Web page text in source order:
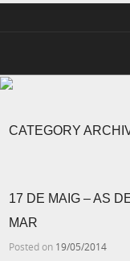
Percussió Ganxona
Pàgina oficial de
CATEGORY
17 DE MAIG – AS
MAR
Posted on 19/05/2014